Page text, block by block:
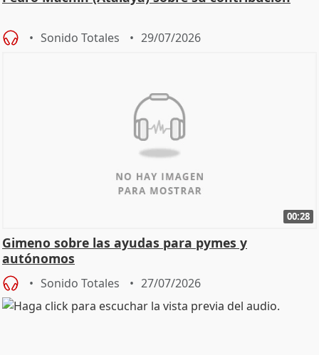
Sonido Totales 29/07/2026
00:28
Gimeno sobre las ayudas para pymes y
autónomos
Sonido Totales 27/07/2026